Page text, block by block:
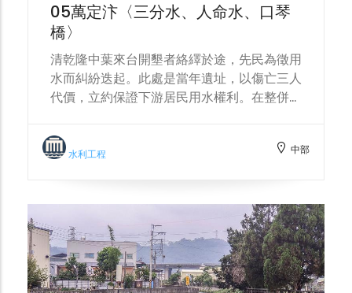
05萬定汴〈三分水、人命水、口琴
橋〉
清乾隆中葉來台開墾者絡繹於途，先民為徵用
水而糾紛迭起。此處是當年遺址，以傷亡三人
代價，立約保證下游居民用水權利。在整併中
稱呼。葫蘆墩圳第一排水門為重要的排洪道。
葫蘆墩圳上游的水源集散地，人文故事與水利
水利工程 中部